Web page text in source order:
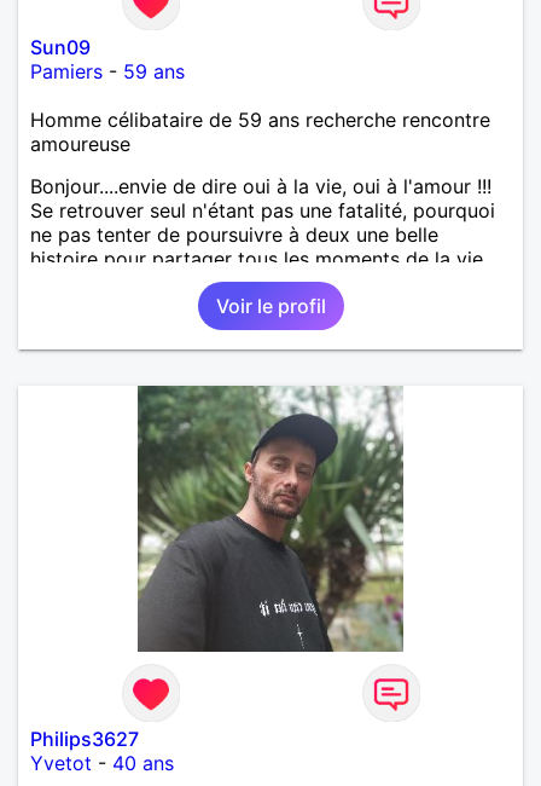
Sun09
Pamiers - 59 ans
Homme célibataire de 59 ans recherche rencontre
amoureuse
Bonjour....envie de dire oui à la vie, oui à l'amour !!!
Se retrouver seul n'étant pas une fatalité, pourquoi
ne pas tenter de poursuivre à deux une belle
histoire pour partager tous les moments de la vie ...
Voir le profil
Philips3627
Yvetot - 40 ans